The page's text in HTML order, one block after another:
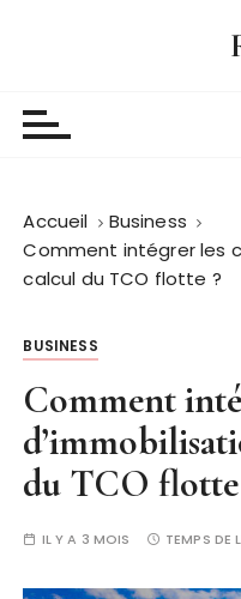
Accueil
Business
Comment intégrer les
calcul du TCO flotte ?
BUSINESS
Comment
du TCO flotte
IL Y A 3 MOIS TEMPS DE